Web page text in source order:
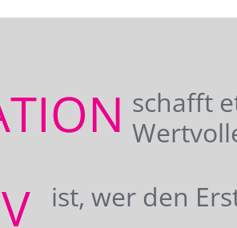
schafft
ist, wer den